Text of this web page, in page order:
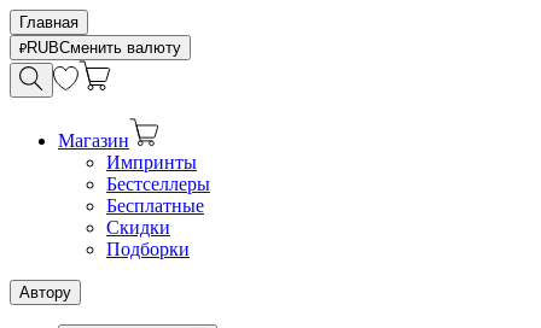
Главная
RUBСменить валюту
Магазин
Импринты
Бестселлеры
Бесплатные
Скидки
Подборки
Автору